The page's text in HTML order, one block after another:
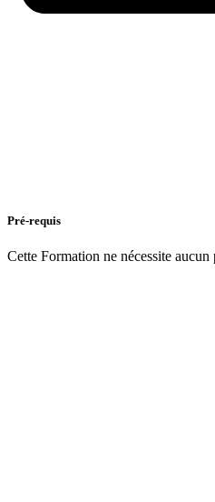
Pré-requis
Cette Formation ne nécessite aucun